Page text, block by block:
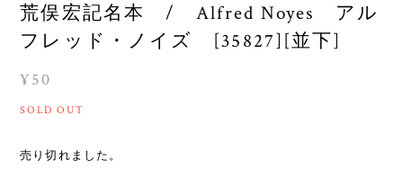
荒俣宏記名本 / Alfred Noyes アル
フレッド・ノイズ [35827][並下]
¥50
SOLD OUT
売り切れました。